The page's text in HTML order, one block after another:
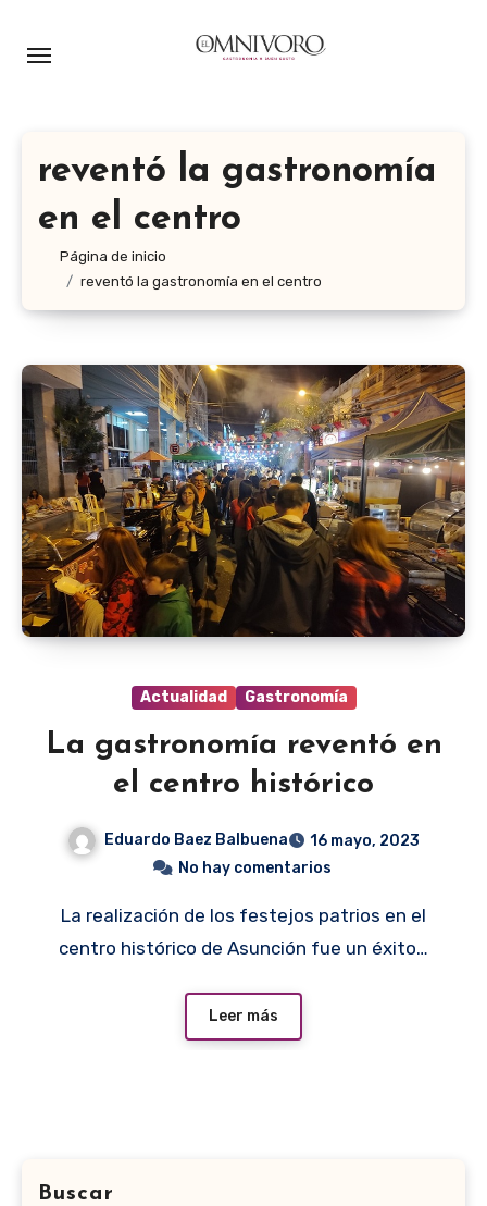
reventó la gastronomía
en el centro
Página de inicio
reventó la gastronomía en el centro
Actualidad Gastronomía
La gastronomía reventó en
el centro histórico
Eduardo Baez Balbuena
16 mayo, 2023
No hay comentarios
La realización de los festejos patrios en el
centro histórico de Asunción fue un éxito…
Leer más
Buscar